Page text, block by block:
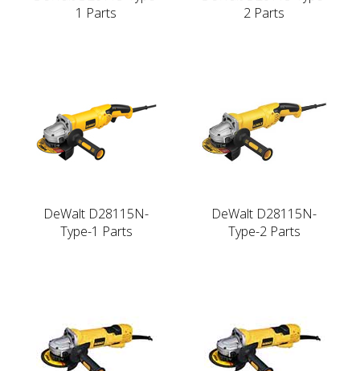
1 Parts
2 Parts
DeWalt D28115N-
Type-1 Parts
DeWalt D28115N-
Type-2 Parts